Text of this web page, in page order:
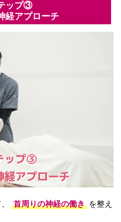
ップ③
経アプローチ
ップ③
経アプローチ
首周りの神経の働き を整え